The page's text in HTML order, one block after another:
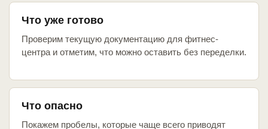
Что уже готово
Проверим текущую документацию для фитнес-
центра и отметим, что можно оставить без переделки.
Что опасно
Покажем пробелы, которые чаще всего приводят